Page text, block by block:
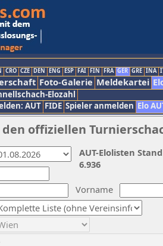
CRO CZE DEN ENG ESP FAI FIN FRA GER GRE INA
Foto-Galerie Meldekartei
Elozahl
AUT FIDE Spieler anmelden Elo
offiziellen
Vorname
AUT-Elolisten
6.936